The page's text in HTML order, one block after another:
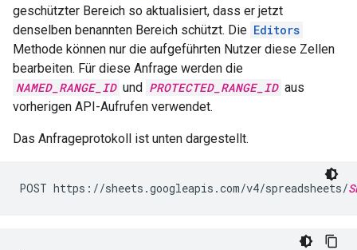
geschützter Bereich so aktualisiert, dass er jetzt
denselben benannten Bereich schützt. Die Editors
Methode können nur die aufgeführten Nutzer diese Zellen
bearbeiten. Für diese Anfrage werden die
NAMED_RANGE_ID und PROTECTED_RANGE_ID aus
vorherigen API-Aufrufen verwendet.
Das Anfrageprotokoll ist unten dargestellt.
POST https://sheets.googleapis.com/v4/spreadsheets/